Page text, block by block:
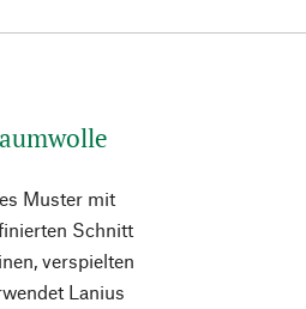
Muster mit
Schnitt
verspielten
Lanius